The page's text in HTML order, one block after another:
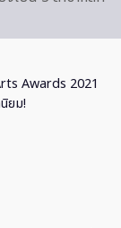
Awards 2021
ยม!